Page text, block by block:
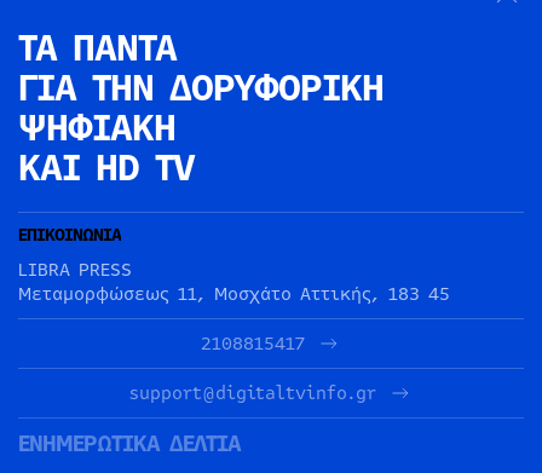
ΤΑ ΠΑΝΤΑ
ΓΙΑ ΤΗΝ ΔΟΡΥΦΟΡΙΚΗ
ΨΗΦΙΑΚΗ
ΚΑΙ HD TV
ΕΠΙΚΟΙΝΩΝΙΑ
LIBRA PRESS
Μεταμορφώσεως 11, Μοσχάτο Αττικής, 183 45
2108815417
support@digitaltvinfo.gr
ΕΝΗΜΕΡΩΤΙΚΑ ΔΕΛΤΙΑ